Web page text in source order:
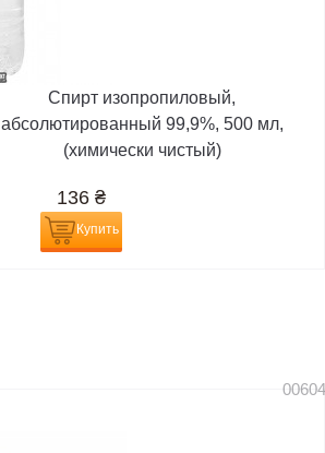
Спирт изопропиловый,
абсолютированный 99,9%, 500 мл,
(химически чистый)
136 ₴
Купить